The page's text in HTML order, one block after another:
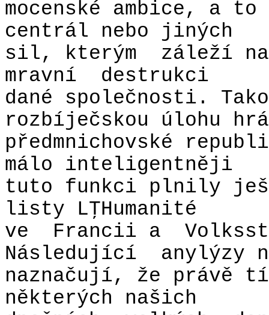
mocenské ambice, a to
centrál nebo jiných
sil, kterým
záleží
mravní
destrukci
dané společnosti.
rozbíječskou úlohu
předmnichovské
málo inteligentněji
tuto funkci plnily
listy LŢHumanité
ve
Francii a
Následující
anylýzy
naznačují, že právě
některých našich